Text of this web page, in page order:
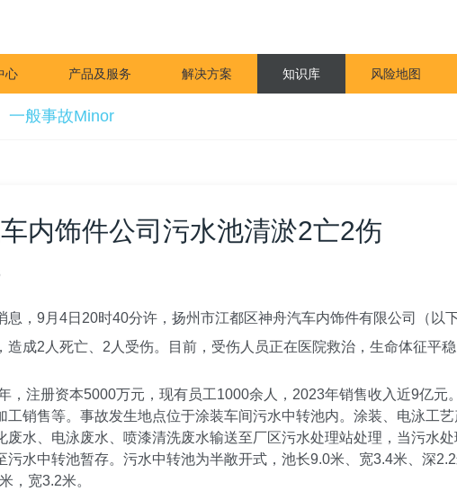
心 产品及服务 解决方案 知识库 风险地图
一般事故Minor
内饰件公司污水池清淤2亡2伤
息，9月4日20时40分许，扬州市江都区神舟汽车内饰件有限公司（以
成2人死亡、2人受伤。目前，受伤人员正在医院救治，生命体征平稳
，注册资本5000万元，现有员工1000余人，2023年销售收入近9亿元
工销售等。事故发生地点位于涂装车间污水中转池内。涂装、电泳工艺
废水、电泳废水、喷漆清洗废水输送至厂区污水处理站处理，当污水
水中转池暂存。污水中转池为半敞开式，池长9.0米、宽3.4米、深2.2
，宽3.2米。